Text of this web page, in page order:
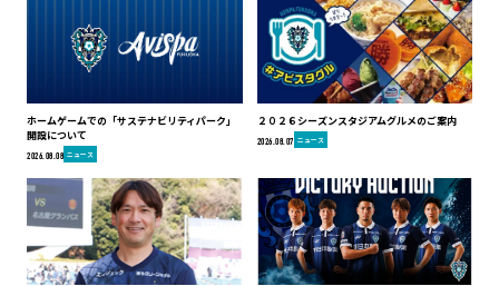
ホームゲームでの「サステナビリティパーク」
開設について
2026.08.08 ニュース
２０２６シーズンスタジアムグルメのご案内
2026.08.07 ニュース